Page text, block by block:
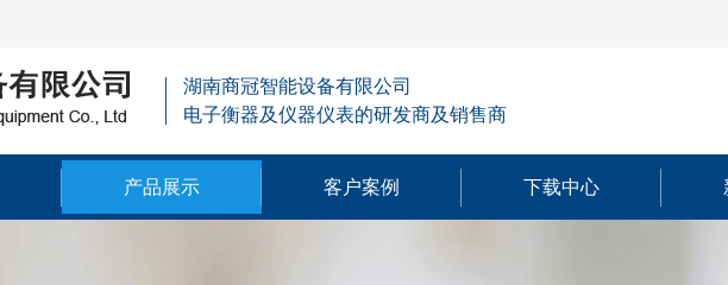
湖南商冠智能设备有限公司
电子衡器及仪器仪表的研发商及销售商
产品展示 客户案例 下载中心